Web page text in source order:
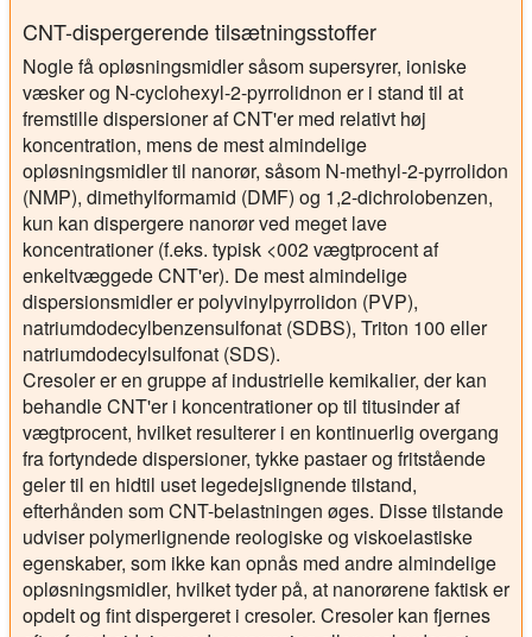
CNT-dispergerende tilsætningsstoffer
Nogle få opløsningsmidler såsom supersyrer, ioniske
væsker og N-cyclohexyl-2-pyrrolidnon er i stand til at
fremstille dispersioner af CNT'er med relativt høj
koncentration, mens de mest almindelige
opløsningsmidler til nanorør, såsom N-methyl-2-pyrrolidon
(NMP), dimethylformamid (DMF) og 1,2-dichrolobenzen,
kun kan dispergere nanorør ved meget lave
koncentrationer (f.eks. typisk <002 vægtprocent af
enkeltvæggede CNT'er). De mest almindelige
dispersionsmidler er polyvinylpyrrolidon (PVP),
natriumdodecylbenzensulfonat (SDBS), Triton 100 eller
natriumdodecylsulfonat (SDS).
Cresoler er en gruppe af industrielle kemikalier, der kan
behandle CNT'er i koncentrationer op til titusinder af
vægtprocent, hvilket resulterer i en kontinuerlig overgang
fra fortyndede dispersioner, tykke pastaer og fritstående
geler til en hidtil uset legedejslignende tilstand,
efterhånden som CNT-belastningen øges. Disse tilstande
udviser polymerlignende reologiske og viskoelastiske
egenskaber, som ikke kan opnås med andre almindelige
opløsningsmidler, hvilket tyder på, at nanorørene faktisk er
opdelt og fint dispergeret i cresoler. Cresoler kan fjernes